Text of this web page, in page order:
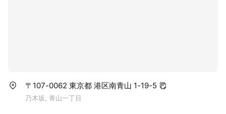
〒107-0062 東京都 港区南青山 1-19-5
乃木坂, 青山一丁目